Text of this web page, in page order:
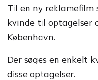
Til en ny reklamefilm
kvinde til optagelser
København.
Der søges en enkelt
disse optagelser.